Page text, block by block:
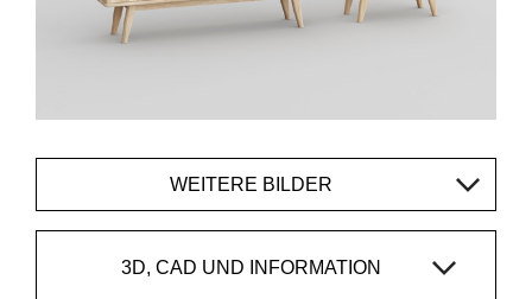
WEITERE BILDER
3D, CAD UND INFORMATION